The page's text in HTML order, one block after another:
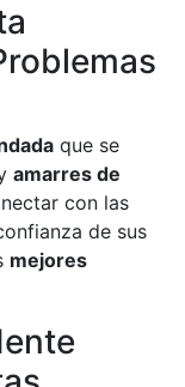
que se
amarres de
con las
de sus
mejores